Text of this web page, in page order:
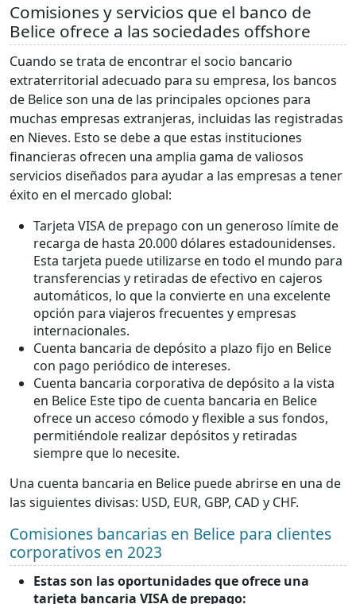
Comisiones y servicios que el banco de
Belice ofrece a las sociedades offshore
Cuando se trata de encontrar el socio bancario
extraterritorial adecuado para su empresa, los bancos
de Belice son una de las principales opciones para
muchas empresas extranjeras, incluidas las registradas
en Nieves. Esto se debe a que estas instituciones
financieras ofrecen una amplia gama de valiosos
servicios diseñados para ayudar a las empresas a tener
éxito en el mercado global:
Tarjeta VISA de prepago con un generoso límite de
recarga de hasta 20.000 dólares estadounidenses.
Esta tarjeta puede utilizarse en todo el mundo para
transferencias y retiradas de efectivo en cajeros
automáticos, lo que la convierte en una excelente
opción para viajeros frecuentes y empresas
internacionales.
Cuenta bancaria de depósito a plazo fijo en Belice
con pago periódico de intereses.
Cuenta bancaria corporativa de depósito a la vista
en Belice Este tipo de cuenta bancaria en Belice
ofrece un acceso cómodo y flexible a sus fondos,
permitiéndole realizar depósitos y retiradas
siempre que lo necesite.
Una cuenta bancaria en Belice puede abrirse en una de
las siguientes divisas: USD, EUR, GBP, CAD y CHF.
Comisiones bancarias en Belice para clientes
corporativos en 2023
Estas son las oportunidades que ofrece una
tarjeta bancaria VISA de prepago: